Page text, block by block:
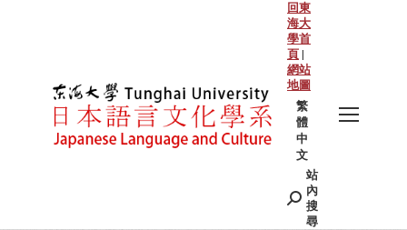
回東
海大
學首
頁 |
網站
地圖
繁
體
中
文
Search:
站
內
搜
尋